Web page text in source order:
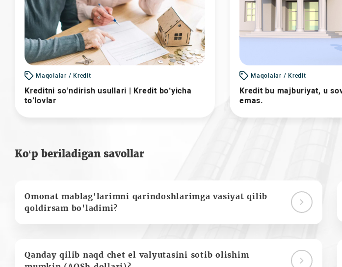
Maqolalar / Kredit
Kreditni so‘ndirish usullari | Kredit bo‘yicha
to‘lovlar
Maqolalar / Kredit
Kredit bu majburiyat, u
emas.
Ko‘p beriladigan savollar
Omonat mablag'larimni qarindoshlarimga vasiyat qilib
qoldirsam bo'ladimi?
Qanday qilib naqd chet el valyutasini sotib olishim